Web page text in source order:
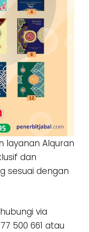
layanan Alquran
dan
sesuai dengan
via
500 661 atau